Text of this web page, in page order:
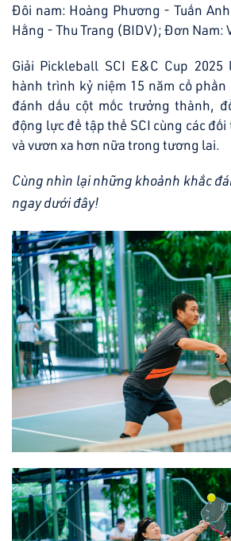
Đôi nam: Hoàng Phương - Tuấn
Hằng - Thu Trang (BIDV); Đơn Nam:
Giải Pickleball SCI E&C Cup
hành trình kỷ niệm 15 năm cổ phần
đánh dấu cột mốc trưởng thành,
động lực để tập thể SCI cùng các
và vươn xa hơn nữa trong tương lai.
Cùng nhìn lại những khoảnh khắc
ngay dưới đây!